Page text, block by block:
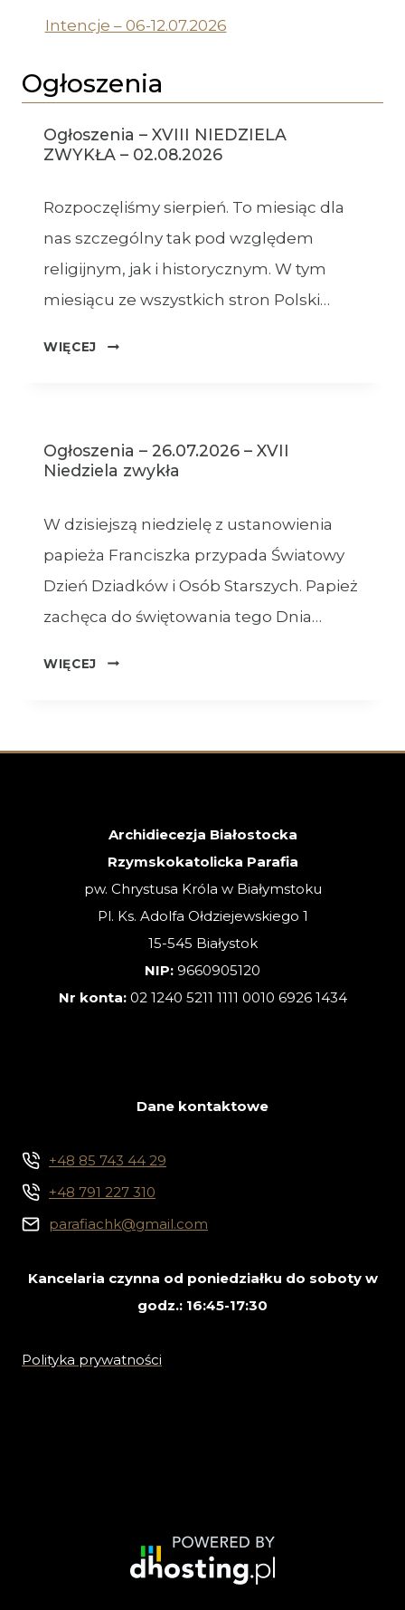
Intencje – 06-12.07.2026
Ogłoszenia
Ogłoszenia – XVIII NIEDZIELA
ZWYKŁA – 02.08.2026
Rozpoczęliśmy sierpień. To miesiąc dla
nas szczególny tak pod względem
religijnym, jak i historycznym. W tym
miesiącu ze wszystkich stron Polski…
WIĘCEJ
OGŁOSZENIA
–
Ogłoszenia – 26.07.2026 – XVII
Niedziela zwykła
W dzisiejszą niedzielę z ustanowienia
papieża Franciszka przypada Światowy
Dzień Dziadków i Osób Starszych. Papież
zachęca do świętowania tego Dnia…
WIĘCEJ
OGŁOSZENIA
XVII
Archidiecezja Białostocka
Rzymskokatolicka Parafia
pw. Chrystusa Króla w Białymstoku
Pl. Ks. Adolfa Ołdziejewskiego 1
15-545 Białystok
NIP: 9660905120
Nr konta: 02 1240 5211 1111 0010 6926 1434
Dane kontaktowe
+48 85 743 44 29
+48 791 227 310
parafiachk@gmail.com
Kancelaria czynna od poniedziałku do soboty w
godz.: 16:45-17:30
Polityka prywatności